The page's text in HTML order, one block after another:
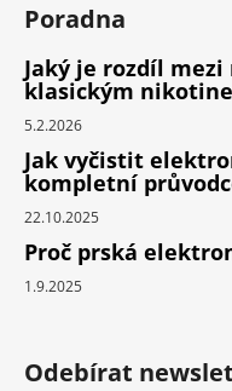
Poradna
Jaký je rozdíl
klasickým
5.2.2026
Jak vyčistit
kompletní
22.10.2025
Proč prská
1.9.2025
Odebírat